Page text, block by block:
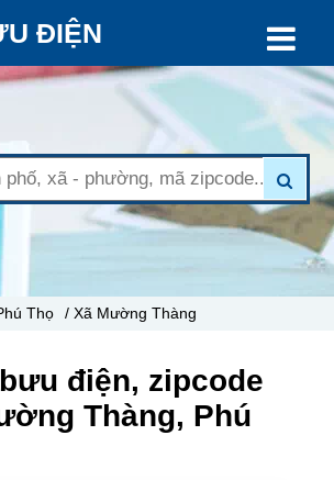
ĐIỆN
Thọ / Xã Mường Thàng
điện, zipcode
Thàng, Phú